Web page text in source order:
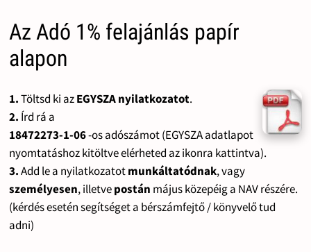
Az Adó 1% felajánlás papír
alapon
1.Töltsd ki azEGYSZA nyilatkozatot.
2. Írd rá a
18472273-1-06-os adószámot (EGYSZA adatlapot
nyomtatáshoz kitöltve elérheted az ikonra kattintva).
3.Add le a nyilatkozatotmunkáltatódnak, vagy
személyesen, illetvepostán május közepéig a NAV részére.
(kérdés esetén segítséget a bérszámfejtő / könyvelő tud
adni)